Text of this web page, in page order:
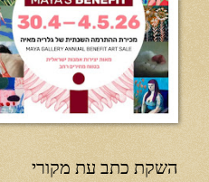
השקת כתב עת מקורי